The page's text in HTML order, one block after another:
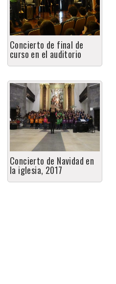
Concierto de final de
curso en el auditorio
Concierto de Navidad en
la iglesia, 2017